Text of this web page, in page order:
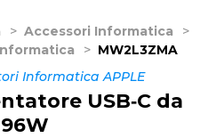
> Accessori Informatica
>
> MW2L3ZMA
Informatica APPLE
USB‑C da
96W